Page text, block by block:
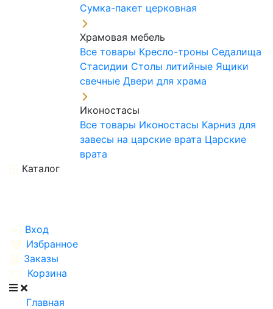
Сумка-пакет церковная
Храмовая мебель
Все товары Кресло-троны Седалища
Стасидии Столы литийные Ящики
свечные Двери для храма
Иконостасы
Все товары Иконостасы Карниз для
завесы на царские врата Царские
врата
Каталог
Вход
Избранное
Заказы
Корзина
Главная